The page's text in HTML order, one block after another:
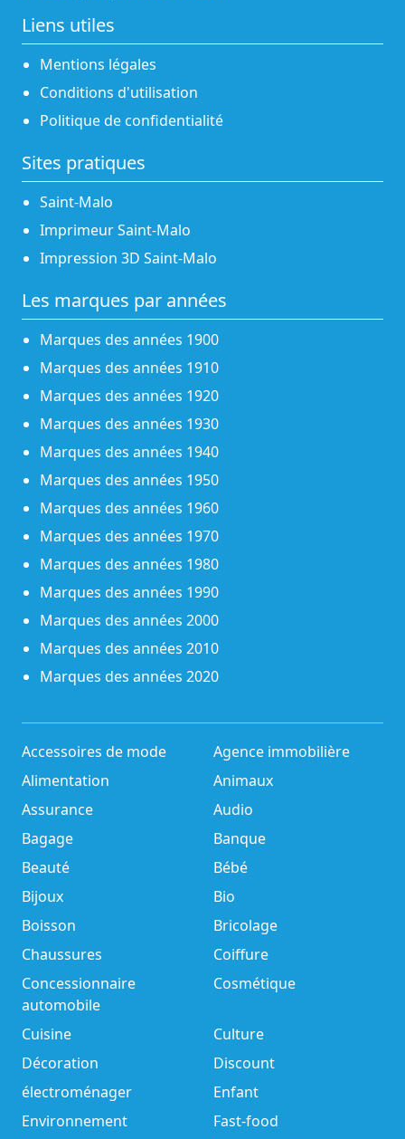
Liens utiles
Mentions légales
Conditions d'utilisation
Politique de confidentialité
Sites pratiques
Saint-Malo
Imprimeur Saint-Malo
Impression 3D Saint-Malo
Les marques par années
Marques des années 1900
Marques des années 1910
Marques des années 1920
Marques des années 1930
Marques des années 1940
Marques des années 1950
Marques des années 1960
Marques des années 1970
Marques des années 1980
Marques des années 1990
Marques des années 2000
Marques des années 2010
Marques des années 2020
Accessoires de mode
Agence immobilière
Alimentation
Animaux
Assurance
Audio
Bagage
Banque
Beauté
Bébé
Bijoux
Bio
Boisson
Bricolage
Chaussures
Coiffure
Concessionnaire
automobile
Cosmétique
Cuisine
Culture
Décoration
Discount
électroménager
Enfant
Environnement
Fast-food